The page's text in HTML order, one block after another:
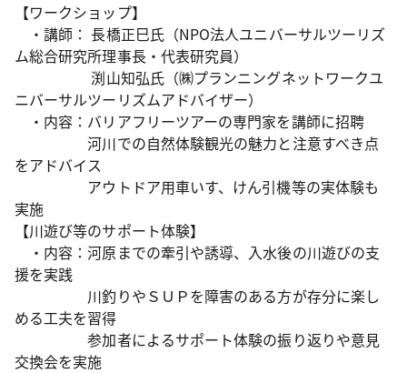
【ワークショップ】
・講師： 長橋正巳氏（NPO法人ユニバーサルツーリズ
ム総合研究所理事長・代表研究員）
渕山知弘氏（㈱プランニングネットワークユ
ニバーサルツーリズムアドバイザー）
・内容：バリアフリーツアーの専門家を講師に招聘
河川での自然体験観光の魅力と注意すべき点
をアドバイス
アウトドア用車いす、けん引機等の実体験も
実施
【川遊び等のサポート体験】
・内容：河原までの牽引や誘導、入水後の川遊びの支
援を実践
川釣りやＳＵＰを障害のある方が存分に楽し
める工夫を習得
参加者によるサポート体験の振り返りや意見
交換会を実施